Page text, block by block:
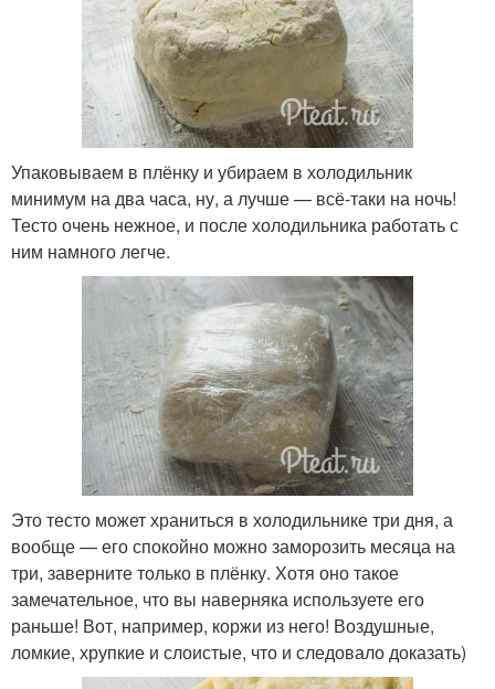
Упаковываем в плёнку и убираем в холодильник
минимум на два часа, ну, а лучше — всё-таки на ночь!
Тесто очень нежное, и после холодильника работать с
ним намного легче.
Это тесто может храниться в холодильнике три дня, а
вообще — его спокойно можно заморозить месяца на
три, заверните только в плёнку. Хотя оно такое
замечательное, что вы наверняка используете его
раньше! Вот, например, коржи из него! Воздушные,
ломкие, хрупкие и слоистые, что и следовало доказать)